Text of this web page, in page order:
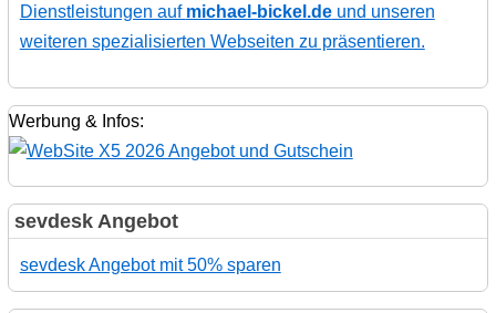
Dienstleistungen auf michael-bickel.deund unseren
weiteren spezialisierten Webseiten zu präsentieren.
Werbung & Infos:
sevdesk Angebot
sevdesk Angebot mit 50% sparen